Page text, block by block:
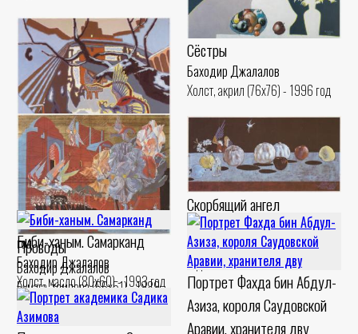
Сёстры
Баходир Джалалов
Холст, акрил (76x76) - 1996 год
Сон дервиша
Баходир Джалалов
Холст, акрил (100x100) - 1992
год
Проводы
Баходир Джалалов
Бумага, темпера (66x51) - 1989
год
Скорбящий ангел
Баходир Джалалов
Бумага, темпера (30x70) - 1988
год
Биби-ханым. Самарканд
Баходир Джалалов
Холст, масло (80x60) - 1993 год
Портрет Фахда бин Абдул-
Азиза, короля Саудовской
Аравии, хранителя дву